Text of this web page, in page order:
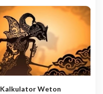
Kalkulator Weton